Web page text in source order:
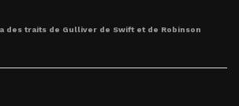
des traits de Gulliver de Swift et de Robinson